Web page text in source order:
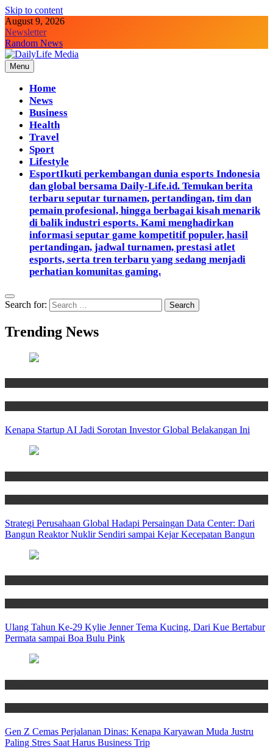
Skip to content
August 9, 2026
Newsletter
Random News
DailyLife Media
Accurate and Reliable News For Your Needs
Menu
Home
News
Business
Health
Travel
Sport
Lifestyle
EsportIkuti perkembangan dunia esports Indonesia
dan global bersama Daily-Life.id. Temukan berita
terbaru seputar turnamen, pertandingan, tim dan
pemain profesional, hingga berbagai kisah menarik
di balik industri esports. Kami menghadirkan
informasi seputar game kompetitif populer, hasil
pertandingan, jadwal turnamen, prestasi atlet
esports, serta tren terbaru yang sedang menjadi
perhatian komunitas gaming.
Search for:
Trending News
Kenapa Startup AI Jadi Sorotan Investor Global Belakangan Ini
Strategi Perusahaan Global Hadapi Persaingan Data Center: Dari
Bangun Reaktor Nuklir Sendiri sampai Kejar Kecepatan Bangun
Ulang Tahun Ke-29 Kylie Jenner Tema Kucing, Dari Kue Bertabur
Permata sampai Boa Bulu Pink
Gen Z Cemas Perjalanan Dinas: Kenapa Karyawan Muda Justru
Paling Stres Saat Harus Business Trip